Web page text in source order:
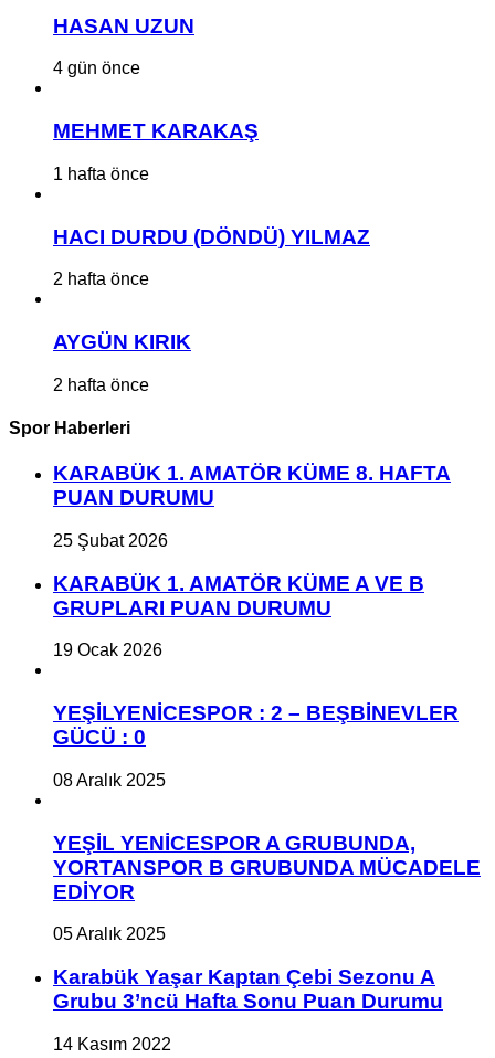
HASAN UZUN
4 gün önce
MEHMET KARAKAŞ
1 hafta önce
HACI DURDU (DÖNDÜ) YILMAZ
2 hafta önce
AYGÜN KIRIK
2 hafta önce
Spor Haberleri
KARABÜK 1. AMATÖR KÜME 8. HAFTA
PUAN DURUMU
25 Şubat 2026
KARABÜK 1. AMATÖR KÜME A VE B
GRUPLARI PUAN DURUMU
19 Ocak 2026
YEŞİLYENİCESPOR : 2 – BEŞBİNEVLER
GÜCÜ : 0
08 Aralık 2025
YEŞİL YENİCESPOR A GRUBUNDA,
YORTANSPOR B GRUBUNDA MÜCADELE
EDİYOR
05 Aralık 2025
Karabük Yaşar Kaptan Çebi Sezonu A
Grubu 3’ncü Hafta Sonu Puan Durumu
14 Kasım 2022